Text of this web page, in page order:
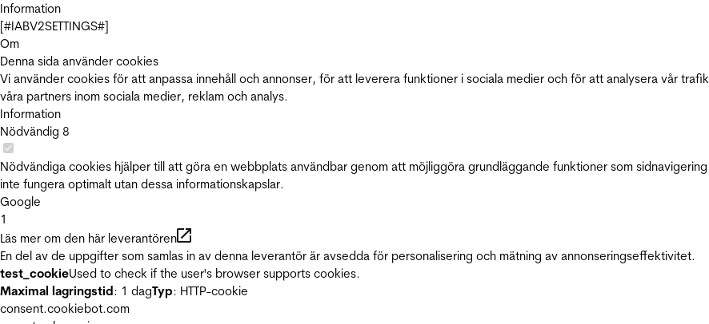
Information
[#IABV2SETTINGS#]
Om
Denna sida använder cookies
Vi använder cookies för att anpassa innehåll och annonser, för att leverera funktioner i sociala medier och för att analysera vår
våra partners inom sociala medier, reklam och analys.
Information
Nödvändig 8
Nödvändiga cookies hjälper till att göra en webbplats användbar genom att möjliggöra grundläggande funktioner som
inte fungera optimalt utan dessa informationskapslar.
Google
1
Läs mer om den här leverantören
En del av de uppgifter som samlas in av denna leverantör är avsedda för personalisering och mätning av annonseringseffektivitet.
test_cookieUsed to check if the user's browser supports cookies.
Maximal lagringstid: 1 dagTyp: HTTP-cookie
consent.cookiebot.com